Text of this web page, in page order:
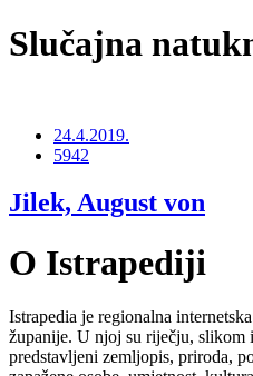
Slučajna
24.4.2019.
5942
Jilek, August von
O Istrapediji
Istrapedia je regionalna
županije. U njoj su riječju, slikom
predstavljeni zemljopis, priroda,